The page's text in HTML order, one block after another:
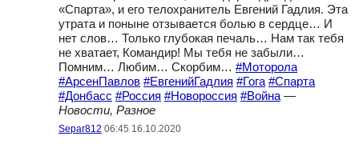
«Спарта», и его телохранитель Евгений Гадлия. Эта
утрата и поныне отзывается болью в сердце… И
нет слов… Только глубокая печаль… Нам так тебя
не хватает, Командир! Мы тебя не забыли…
Помним… Любим… Скорбим… #Моторола
#АрсенПавлов #ЕвгенийГадлия #Гога #Спарта
#Донбасс #Россия #Новороссия #Война —
Новости, Разное
Separ812 06:45 16.10.2020